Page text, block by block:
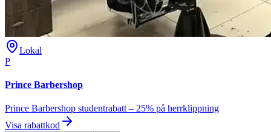
Lokal
P
Prince Barbershop
Prince Barbershop studentrabatt – 25% på herrklippning
Visa rabattkod